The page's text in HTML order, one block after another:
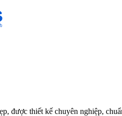
được thiết kế chuyên nghiệp,